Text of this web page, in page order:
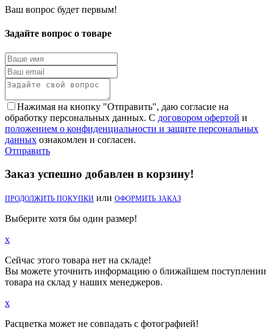
Ваш вопрос будет первым!
Задайте вопрос о товаре
Нажимая на кнопку "Отправить", даю согласие на
обработку персональных данных. С договором офертой и
положением о конфиденциальности и защите персональных
данных ознакомлен и согласен.
Отправить
Заказ успешно добавлен в корзину!
ПРОДОЛЖИТЬ ПОКУПКИ или ОФОРМИТЬ ЗАКАЗ
Выберите хотя бы один размер!
x
Сейчас этого товара нет на складе!
Вы можете уточнить информацию о ближайшем поступлении
товара на склад у наших менеджеров.
x
Расцветка может не совпадать с фотографией!